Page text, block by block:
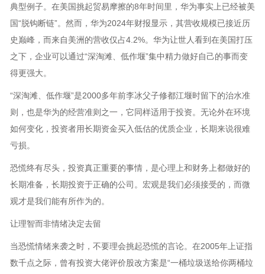
典型例子。在美国挑起贸易摩擦的8年时间里，华为事实上已经被美
国“脱钩断链”。然而，华为2024年财报显示，其营收规模已接近历
史巅峰，而来自美洲的营收仅占4.2%。华为让世人看到在美国打压
之下，企业可以通过“深淘滩、低作堰”集中精力做好自己的事而变
得更强大。
“深淘滩、低作堰”是2000多年前李冰父子修都江堰时留下的治水准
则，也是华为的经营准则之一，它同样适用于投资。无论外在环境
如何变化，投资者用长期资金买入低估的优质企业，长期来说很难
亏损。
恐慌终有尽头，投资真正重要的事情，是心理上和财务上都做好的
长期准备，长期投资于正确的公司。宏观是我们必须接受的，而微
观才是我们能有所作为的。
让理智而非情绪决定去留
当恐慌情绪来袭之时，不要理会挑起恐慌的言论。在2005年上证指
数千点之际，曾有投资大佬评价股改方案是“一桶垃圾送给你两桶垃